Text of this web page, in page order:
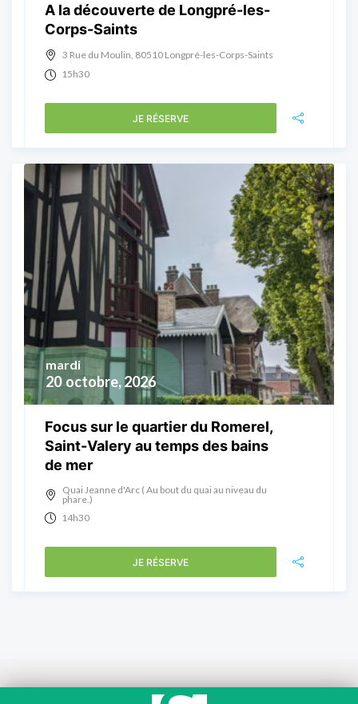
A la découverte de Longpré-les-
Corps-Saints
3 Rue du Moulin, 80510 Longpré-les-Corps-Saints
15h30
JE RÉSERVE
20 octobre, 2026
mardi
Focus sur le quartier du Romerel,
Saint-Valery au temps des bains
de mer
Quai Jeanne d'Arc ( Au bout du quai au niveau du
phare.)
14h30
JE RÉSERVE